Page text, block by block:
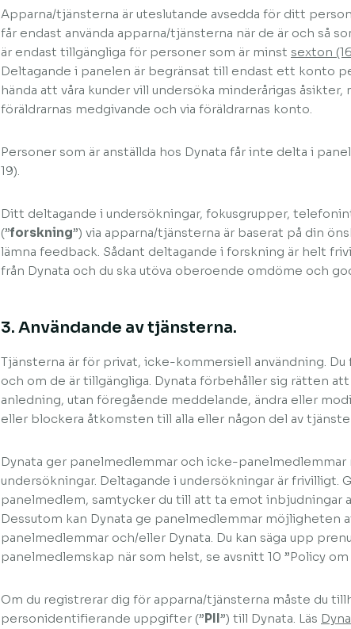
Apparna/tjänsterna är uteslutande avsedda för ditt
får endast använda apparna/tjänsterna när de är och så
är endast tillgängliga för personer som är minst sexton
Deltagande i panelen är begränsat till endast ett konto
hända att våra kunder vill undersöka minderårigas
föräldrarnas medgivande och via föräldrarnas konto.
Personer som är anställda hos Dynata får inte delta i
19).
Ditt deltagande i undersökningar, fokusgrupper,
(”forskning”) via apparna/tjänsterna är baserat på din
lämna feedback. Sådant deltagande i forskning är helt
från Dynata och du ska utöva oberoende omdöme och
3. Användande av tjänsterna.
Tjänsterna är för privat, icke-kommersiell användning.
och om de är tillgängliga. Dynata förbehåller sig rätten
anledning, utan föregående meddelande, ändra eller
eller blockera åtkomsten till alla eller någon del av
Dynata ger panelmedlemmar och icke-
undersökningar. Deltagande i undersökningar är frivilligt.
panelmedlem, samtycker du till att ta emot inbjudningar
Dessutom kan Dynata ge panelmedlemmar möjligheten
panelmedlemmar och/eller Dynata. Du kan säga upp
panelmedlemskap när som helst, se avsnitt 10 ”Policy
Om du registrerar dig för apparna/tjänsterna måste du
personidentifierande uppgifter (”PII”) till Dynata. Läs